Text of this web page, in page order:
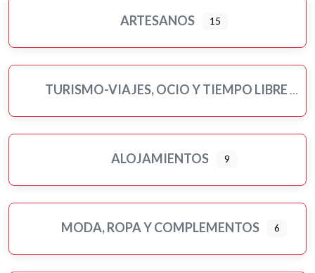
ARTESANOS 15
TURISMO-VIAJES, OCIO Y TIEMPO LIBRE
ALOJAMIENTOS 9
MODA, ROPA Y COMPLEMENTOS 6